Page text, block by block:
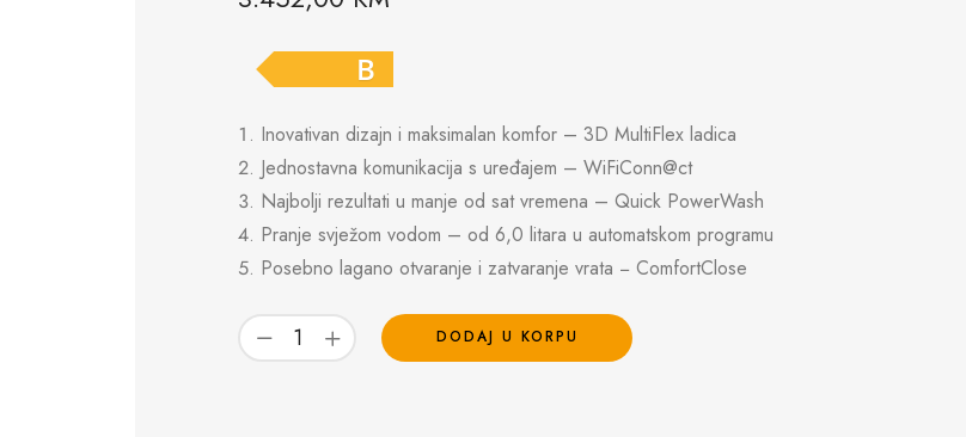
B
Inovativan dizajn i maksimalan komfor – 3D MultiFlex ladica
Jednostavna komunikacija s uređajem – WiFiConn@ct
Najbolji rezultati u manje od sat vremena – Quick PowerWash
Pranje svježom vodom – od 6,0 litara u automatskom programu
Posebno lagano otvaranje i zatvaranje vrata − ComfortClose
DODAJ U KORPU